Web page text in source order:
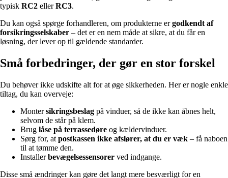
typisk RC2 ellerRC3.
Du kan også spørge forhandleren, om produkterne ergodkendt af
forsikringsselskaber – det er en nem måde at sikre, at du får en
løsning, der lever op til gældende standarder.
Små forbedringer, der gør en stor forskel
Du behøver ikke udskifte alt for at øge sikkerheden. Her er nogle enkle
tiltag, du kan overveje:
Montersikringsbeslag på vinduer, så de ikke kan åbnes helt,
selvom de står på klem.
Brug låse på terrassedøre og kældervinduer.
Sørg for, at postkassen ikke afslører, at du er væk – få naboen
til at tømme den.
Installerbevægelsessensorer ved indgange.
Disse små ændringer kan gøre det langt mere besværligt for en